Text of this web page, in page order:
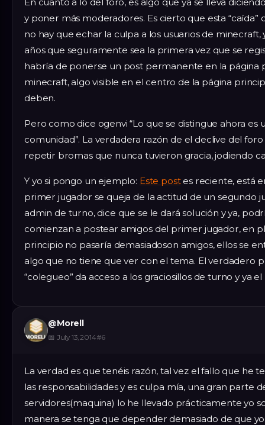
En cuanto a lo del foro, es algo que ya se lleva
y poner más moderadores. Es cierto que esta
no hay que echar la culpa a los usuarios de
años que seguramente sea la primera vez que se
habría de ponerse un post permanente en la página
minecraft, algo visible en el centro de la página
deben.
Pero como dice ogenvi “Lo que se distingue ahora
comunidad”. La verdadera razón de el declive del
repetir bromas que nunca tuvieron gracia, jodiendo
Y yo si pongo un ejemplo: Este postes reciente, está
primer jugador se queja de la actitud de un segundo
admin de turno, dice que se le dará solución y ya,
comienzan a postear amigos del primer jugador, en
principio no pasaría demasiadoson amigos, ellos se
algo que no tiene que ver con el tema. El verdadero
“colegueo” da acceso a los graciosillos de turno y ya
@Morell
📅 July 13, 2014#6
La verdad es que tenéis razón, tal vez el fallo que
las responsabilidades y es culpa mía, una gran parte
servidores(maquina) lo he llevado prácticamente yo
manera se tenga que depender demasiado de que